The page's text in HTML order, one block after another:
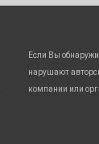
Если Вы
нарушают
компании или